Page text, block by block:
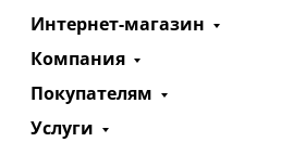
Интернет-магазин
Компания
Покупателям
Услуги